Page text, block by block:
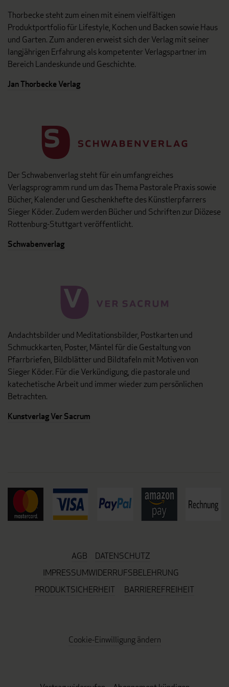
Thorbecke steht zum einen mit einem vielfältigen
Produktportfolio für Lifestyle, Kochen und Backen sowie Haus
und Garten. Zum anderen erweist sich der Verlag mit seiner
langjährigen Erfahrung als kompetenter Verlagspartner im
Bereich Landeskunde und Geschichte.
Jan Thorbecke Verlag
Der Schwabenverlag steht für ein umfangreiches
Verlagsprogramm rund um das Thema Pastorale Praxis sowie
Bücher, Kalender und Geschenkhefte des Künstlerpfarrers
Sieger Köder. Zudem werden Bücher und Schriften zur Diözese
Rottenburg-Stuttgart veröffentlicht.
Schwabenverlag
Andachtsbilder und Meditationsbilder, Postkarten und
Schmuckkarten, Poster, Mäntel für die Gestaltung von
Pfarrbriefen, Bildblätter und Bildtafeln mit Motiven von
Sieger Köder. Für die Verkündigung, die pastorale und
katechetische Arbeit und immer wieder zum persönlichen
Betrachten.
Kunstverlag Ver Sacrum
AGB
DATENSCHUTZ
IMPRESSUMWIDERRUFSBELEHRUNG
PRODUKTSICHERHEIT
BARRIEREFREIHEIT
Cookie-Einwilligung ändern